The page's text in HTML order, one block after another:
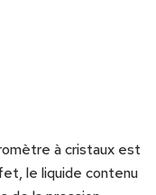
à cristaux est
le liquide contenu